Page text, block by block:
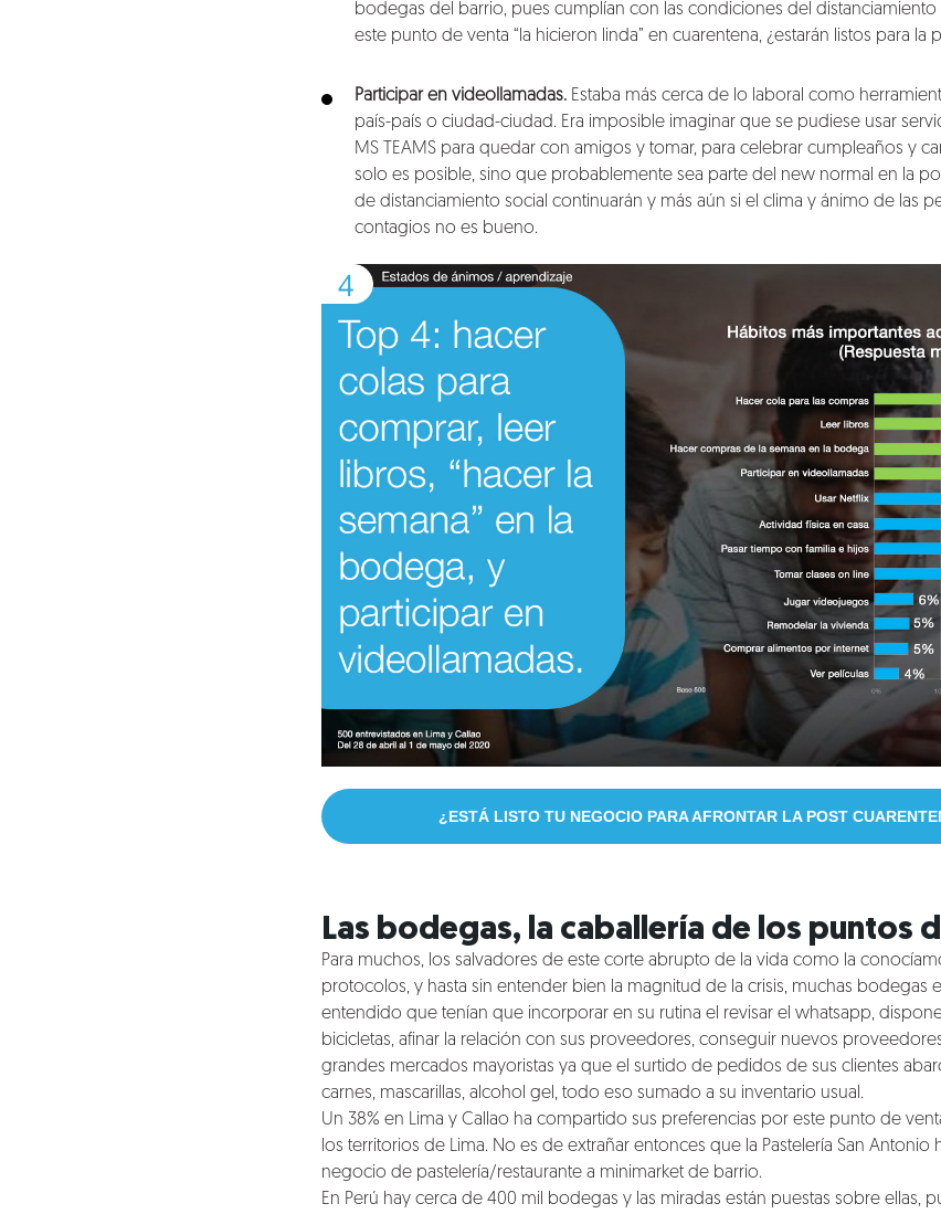
bodegas del barrio, pues cumplían con las condiciones del distanciamiento
este punto de venta “la hicieron linda” en cuarentena, ¿estarán listos para la
Participar en videollamadas. Estaba más cerca de lo laboral como
país-país o ciudad-ciudad. Era imposible imaginar que se pudiese usar
MS TEAMS para quedar con amigos y tomar, para celebrar cumpleaños y
solo es posible, sino que probablemente sea parte del new normal en la
de distanciamiento social continuarán y más aún si el clima y ánimo de las
contagios no es bueno.
¿ESTÁ LISTO TU NEGOCIO PARA AFRONTAR LA POST
Las bodegas, la caballería de los puntos
Para muchos, los salvadores de este corte abrupto de la vida como la
protocolos, y hasta sin entender bien la magnitud de la crisis, muchas bodegas
entendido que tenían que incorporar en su rutina el revisar el whatsapp,
bicicletas, afinar la relación con sus proveedores, conseguir nuevos
grandes mercados mayoristas ya que el surtido de pedidos de sus clientes
carnes, mascarillas, alcohol gel, todo eso sumado a su inventario usual.
Un 38% en Lima y Callao ha compartido sus preferencias por este punto de
los territorios de Lima. No es de extrañar entonces que la Pastelería San
negocio de pastelería/restaurante a minimarket de barrio.
En Perú hay cerca de 400 mil bodegas y las miradas están puestas sobre ellas,